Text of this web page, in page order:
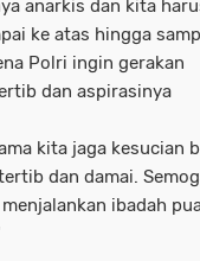
anarkis dan kita
ke atas hingga
Polri ingin gerakan
dan aspirasinya
kita jaga kesucian
dan damai.
ibadah